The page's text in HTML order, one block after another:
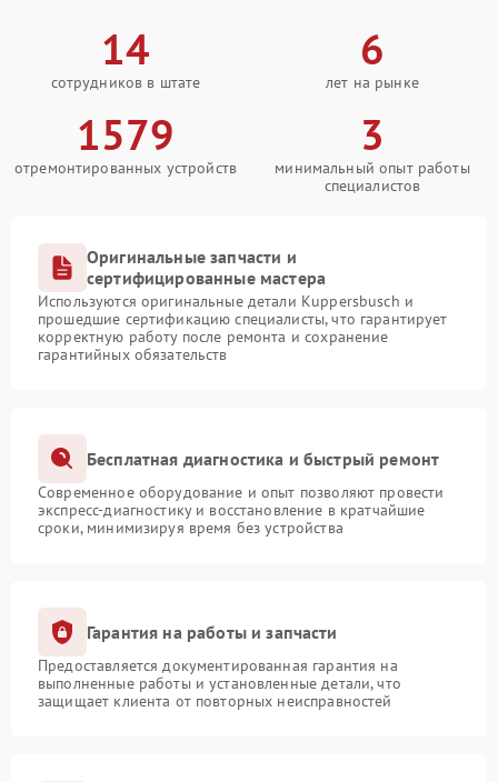
14
сотрудников в штате
6
лет на рынке
1579
отремонтированных устройств
3
минимальный опыт работы
специалистов
Оригинальные запчасти и
сертифицированные мастера
Используются оригинальные детали Kuppersbusch и
прошедшие сертификацию специалисты, что гарантирует
корректную работу после ремонта и сохранение
гарантийных обязательств
Бесплатная диагностика и быстрый ремонт
Современное оборудование и опыт позволяют провести
экспресс-диагностику и восстановление в кратчайшие
сроки, минимизируя время без устройства
Гарантия на работы и запчасти
Предоставляется документированная гарантия на
выполненные работы и установленные детали, что
защищает клиента от повторных неисправностей